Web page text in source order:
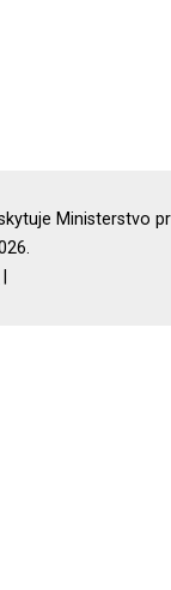
Ministerstvo